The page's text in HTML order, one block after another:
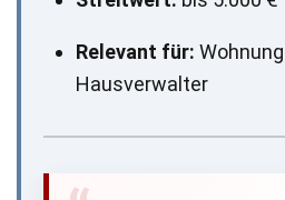
Relevant für:
Hausverwalter